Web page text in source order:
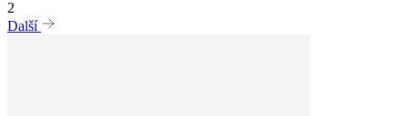
2
Další